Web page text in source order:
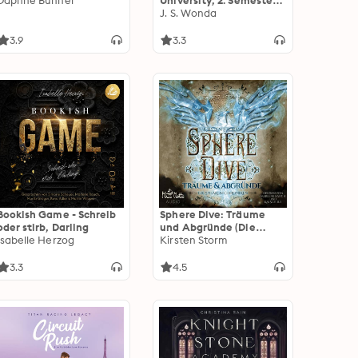
3.9
Teil 2) – Das Hörspiel
J. S. Wonda
3.3
Game - Schreib
stirb, Darling
Herzog
3.3
Sphere Dive: Träume
und Abgründe (Die
Sphären-Chroniken 3)
Kirsten Storm
4.5